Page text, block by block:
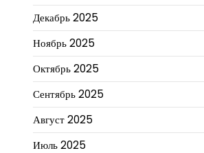
Декабрь 2025
Ноябрь 2025
Октябрь 2025
Сентябрь 2025
Август 2025
Июль 2025